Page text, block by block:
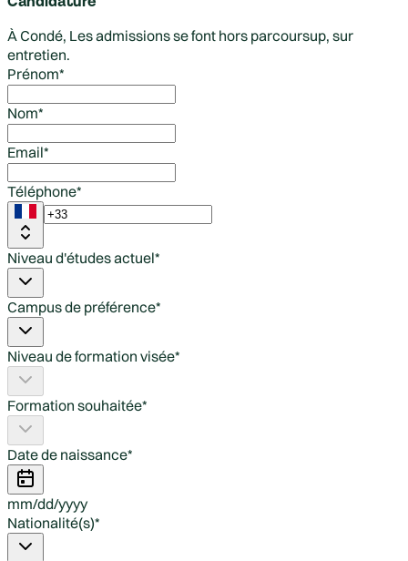
À Condé, Les admissions se font hors parcoursup, sur
entretien.
Prénom*
Nom*
Email*
Téléphone*
Niveau d'études actuel*
Campus de préférence*
Niveau de formation visée*
Formation souhaitée*
Date de naissance*
mm/dd/yyyy
Nationalité(s)*